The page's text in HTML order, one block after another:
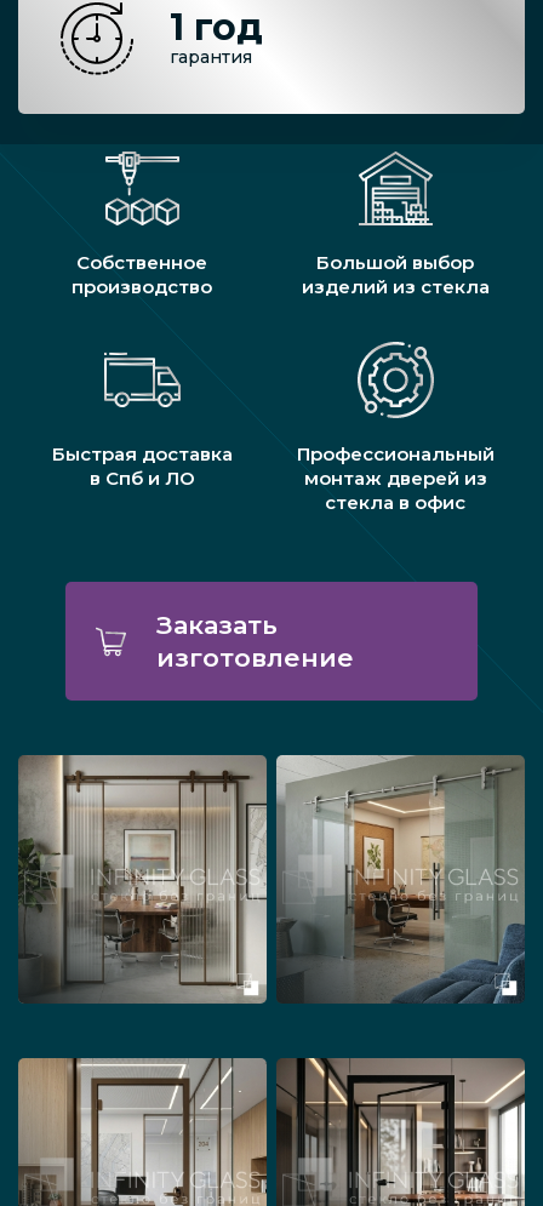
1 год
гарантия
Собственное
производство
Большой выбор
изделий из стекла
Быстрая доставка
в Спб и ЛО
Профессиональный
монтаж дверей из
стекла в офис
Заказать
изготовление